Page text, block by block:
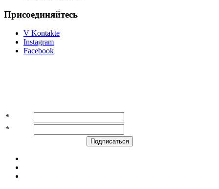
Присоединяйтесь
V Kontakte
Instagram
Facebook
*
*